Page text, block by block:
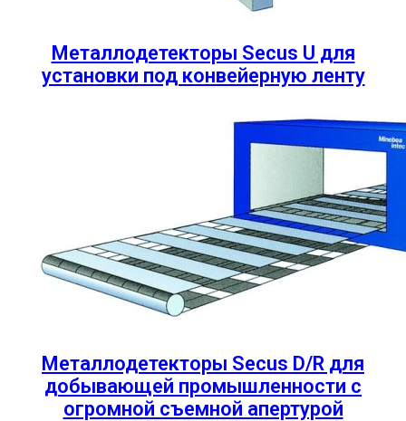
Металлодетекторы Secus U для
установки под конвейерную ленту
Металлодетекторы Secus D/R для
добывающей промышленности с
огромной съемной апертурой